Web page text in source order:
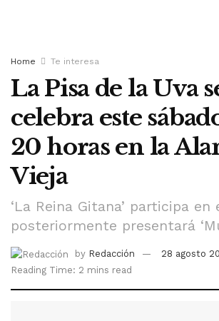
Home Te interesa
La Pisa de la Uva
celebra este
20 horas en la
Vieja
‘La Reina Gitana’ participa
posteriormente presentará
by Redacción
28 agosto
Reading Time: 2 mins read